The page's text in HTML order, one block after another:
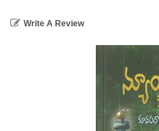
Write A Review